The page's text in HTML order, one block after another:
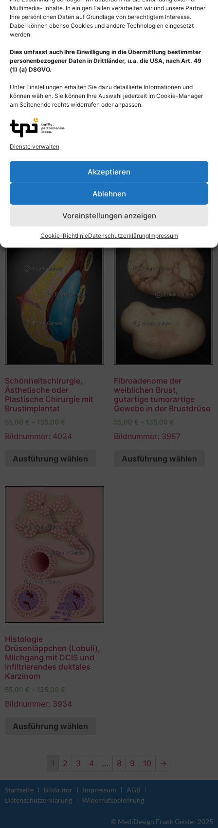
Multimedia- Inhalte. In einigen Fällen verarbeiten wir und unsere Partner
Ihre persönlichen Daten auf Grundlage von berechtigtem Interesse.
Dabei können ebenso Cookies und andere Technologien eingesetzt
werden.
Dies umfasst auch Ihre Einwilligung in die Übermittlung bestimmter
personenbezogener Daten in Drittländer, u.a. die USA, nach Art. 49
(1) (a) DSGVO.
Unter Einstellungen erhalten Sie dazu detaillierte Informationen und
können wählen. Sie können Ihre Auswahl jederzeit im Cookie-Manager
am Seitenende rechts widerrufen oder anpassen.
Dienste verwalten
Akzeptieren
Ablehnen
Voreinstellungen anzeigen
Cookie-RichtlinieDatenschutzerklärungImpressum
Brustkrebs der Frau,
Mammakarzinom im
Brustgewebe
55,00€–135,00€ Bildnummer: 4085
Ausführung wählen
Schönheitschirurgie,
Ästhetische oder
Plastische Chirurgie mit
Brustimplantat
55,00 € – 135,00 €
Bildnummer: 4024
Ausführung wählen
Fibroadenome der
weiblichen Brust,
gutartige tumorartige
Gewebe in der Brustdrüse
55,00 € – 135,00 €
Bildnummer: 3987
Ausführung wählen
Histologie
Drüsenläppchen (Lobuli),
Milchgang mit DCIS und
infiltrierendes duktales
Karzinom
55,00 € – 135,00 €
Bildnummer: 3934
Ausführung wählen
1 2 3 4 … 8 9 10 →
Startseite Bildautor Impressum
AGB
Datenschutzerklärung
Widerrufsbelehrung
© MediDesign Frank Geisler 2025